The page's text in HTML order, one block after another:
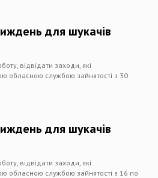
для шукачів
відвідати заходи, які
обласною службою зайнятості з 30
для шукачів
відвідати заходи, які
обласною службою зайнятості з 16 по